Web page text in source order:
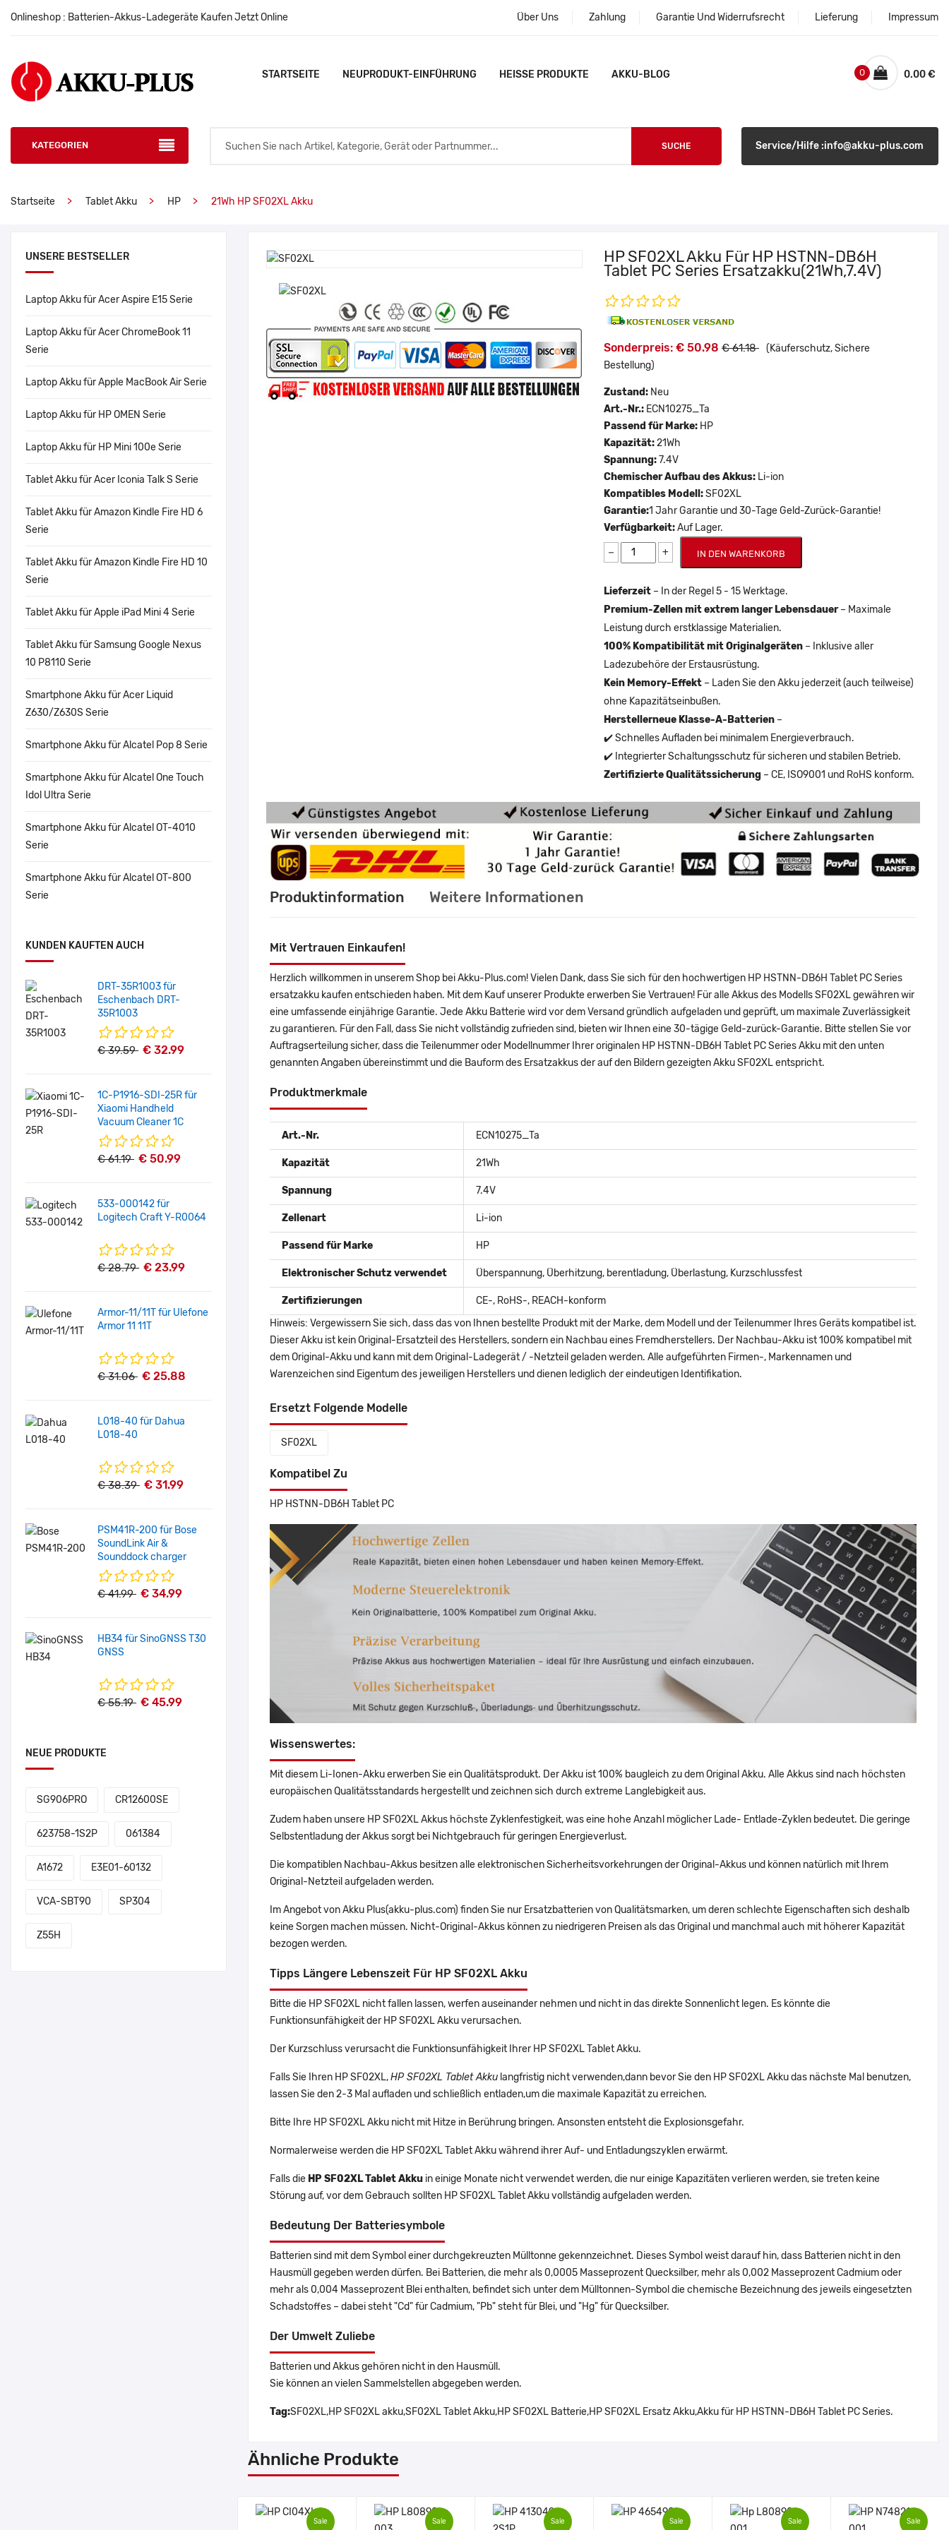
Onlineshop : Batterien-Akkus-Ladegeräte Kaufen Jetzt Online Über Uns Zahlung Garantie Und Widerrufsrecht Lieferung Impressum
STARTSEITE NEUPRODUKT-EINFÜHRUNG HEISSE PRODUKTE AKKU-BLOG 0.00 €
0
KATEGORIEN SUCHE Service/Hilfe :info@akku-plus.com
Startseite Tablet Akku HP 21Wh HP SF02XL Akku
UNSERE BESTSELLER
Laptop Akku für Acer Aspire E15 Serie
Laptop Akku für Acer ChromeBook 11
Serie
Laptop Akku für Apple MacBook Air Serie
Laptop Akku für HP OMEN Serie
Laptop Akku für HP Mini 100e Serie
Tablet Akku für Acer Iconia Talk S Serie
Tablet Akku für Amazon Kindle Fire HD 6
Serie
Tablet Akku für Amazon Kindle Fire HD 10
Serie
Tablet Akku für Apple iPad Mini 4 Serie
Tablet Akku für Samsung Google Nexus
10 P8110 Serie
Smartphone Akku für Acer Liquid
Z630/Z630S Serie
Smartphone Akku für Alcatel Pop 8 Serie
Smartphone Akku für Alcatel One Touch
Idol Ultra Serie
Smartphone Akku für Alcatel OT-4010
Serie
Smartphone Akku für Alcatel OT-800
Serie
KUNDEN KAUFTEN AUCH
DRT-35R1003 für
Eschenbach DRT-
35R1003
€ 39.59 € 32.99
1C-P1916-SDI-25R für
Xiaomi Handheld
Vacuum Cleaner 1C
€ 61.19 € 50.99
533-000142 für
Logitech Craft Y-R0064
€ 28.79 € 23.99
Armor-11/11T für Ulefone
Armor 11 11T
€ 31.06 € 25.88
L018-40 für Dahua
L018-40
€ 38.39 € 31.99
PSM41R-200 für Bose
SoundLink Air &
Sounddock charger
€ 41.99 € 34.99
HB34 für SinoGNSS T30
GNSS
€ 55.19 € 45.99
NEUE PRODUKTE
SG906PRO CR12600SE
623758-1S2P 061384
A1672 E3E01-60132
VCA-SBT90 SP304
Z55H
HP SF02XL Akku Für HP HSTNN-DB6H
Tablet PC Series Ersatzakku(21Wh,7.4V)
Sonderpreis: € 50.98 € 61.18 (Käuferschutz, Sichere
Bestellung)
Zustand: Neu
Art.-Nr.: ECN10275_Ta
Passend für Marke: HP
Kapazität:21Wh
Spannung:7.4V
Chemischer Aufbau des Akkus: Li-ion
Kompatibles Modell:SF02XL
Garantie:1 Jahr Garantie und 30-Tage Geld-Zurück-Garantie!
Verfügbarkeit:Auf Lager.
− + IN DEN WARENKORB
Lieferzeit – In der Regel 5 - 15 Werktage.
Premium-Zellen mit extrem langer Lebensdauer– Maximale
Leistung durch erstklassige Materialien.
100% Kompatibilität mit Originalgeräten – Inklusive aller
Ladezubehöre der Erstausrüstung.
Kein Memory-Effekt – Laden Sie den Akku jederzeit (auch teilweise)
ohne Kapazitätseinbußen.
Herstellerneue Klasse-A-Batterien –
✔️ Schnelles Aufladen bei minimalem Energieverbrauch.
✔️ Integrierter Schaltungsschutz für sicheren und stabilen Betrieb.
Zertifizierte Qualitätssicherung – CE, ISO9001 und RoHS konform.
Produktinformation Weitere Informationen
Mit Vertrauen Einkaufen!
Herzlich willkommen in unserem Shop bei Akku-Plus.com! Vielen Dank, dass Sie sich für den hochwertigen HP HSTNN-DB6H Tablet PC Series
ersatzakku kaufen entschieden haben. Mit dem Kauf unserer Produkte erwerben Sie Vertrauen! Für alle Akkus des Modells SF02XL gewähren wir
eine umfassende einjährige Garantie. Jede Akku Batterie wird vor dem Versand gründlich aufgeladen und geprüft, um maximale Zuverlässigkeit
zu garantieren. Für den Fall, dass Sie nicht vollständig zufrieden sind, bieten wir Ihnen eine 30-tägige Geld-zurück-Garantie. Bitte stellen Sie vor
Auftragserteilung sicher, dass die Teilenummer oder Modellnummer Ihrer originalen HP HSTNN-DB6H Tablet PC Series Akku mit den unten
genannten Angaben übereinstimmt und die Bauform des Ersatzakkus der auf den Bildern gezeigten Akku SF02XL entspricht.
Produktmerkmale
Art.-Nr. ECN10275_Ta
Kapazität 21Wh
Spannung 7.4V
Zellenart Li-ion
Passend für Marke HP
Elektronischer Schutz verwendet Überspannung, Überhitzung, berentladung, Überlastung, Kurzschlussfest
Zertifizierungen
CE-, RoHS-, REACH-konform
Hinweis: Vergewissern Sie sich, dass das von Ihnen bestellte Produkt mit der Marke, dem Modell und der Teilenummer Ihres Geräts kompatibel ist.
Dieser Akku ist kein Original-Ersatzteil des Herstellers, sondern ein Nachbau eines Fremdherstellers. Der Nachbau-Akku ist 100% kompatibel mit
dem Original-Akku und kann mit dem Original-Ladegerät / -Netzteil geladen werden. Alle aufgeführten Firmen-, Markennamen und
Warenzeichen sind Eigentum des jeweiligen Herstellers und dienen lediglich der eindeutigen Identifikation.
Ersetzt Folgende Modelle
SF02XL
Kompatibel Zu
HP HSTNN-DB6H Tablet PC
Wissenswertes:
Mit diesem Li-Ionen-Akku erwerben Sie ein Qualitätsprodukt. Der Akku ist 100% baugleich zu dem Original Akku. Alle Akkus sind nach höchsten
europäischen Qualitätsstandards hergestellt und zeichnen sich durch extreme Langlebigkeit aus.
Zudem haben unsere HP SF02XL Akkus höchste Zyklenfestigkeit, was eine hohe Anzahl möglicher Lade- Entlade-Zyklen bedeutet. Die geringe
Selbstentladung der Akkus sorgt bei Nichtgebrauch für geringen Energieverlust.
Die kompatiblen Nachbau-Akkus besitzen alle elektronischen Sicherheitsvorkehrungen der Original-Akkus und können natürlich mit Ihrem
Original-Netzteil aufgeladen werden.
Im Angebot von Akku Plus(akku-plus.com) finden Sie nur Ersatzbatterien von Qualitätsmarken, um deren schlechte Eigenschaften sich deshalb
keine Sorgen machen müssen. Nicht-Original-Akkus können zu niedrigeren Preisen als das Original und manchmal auch mit höherer Kapazität
bezogen werden.
Tipps Längere Lebenszeit Für HP SF02XL Akku
Bitte die HP SF02XL nicht fallen lassen, werfen auseinander nehmen und nicht in das direkte Sonnenlicht legen. Es könnte die
Funktionsunfähigkeit der HP SF02XL Akku verursachen.
Der Kurzschluss verursacht die Funktionsunfähigkeit Ihrer HP SF02XL Tablet Akku.
Falls Sie Ihren HP SF02XL,HP SF02XL Tablet Akku langfristig nicht verwenden,dann bevor Sie den HP SF02XL Akku das nächste Mal benutzen,
lassen Sie den 2-3 Mal aufladen und schließlich entladen,um die maximale Kapazität zu erreichen.
Bitte Ihre HP SF02XL Akku nicht mit Hitze in Berührung bringen. Ansonsten entsteht die Explosionsgefahr.
Normalerweise werden die HP SF02XL Tablet Akku während ihrer Auf- und Entladungszyklen erwärmt.
Falls die HP SF02XL Tablet Akku in einige Monate nicht verwendet werden, die nur einige Kapazitäten verlieren werden, sie treten keine
Störung auf, vor dem Gebrauch sollten HP SF02XL Tablet Akku vollständig aufgeladen werden.
Bedeutung Der Batteriesymbole
Batterien sind mit dem Symbol einer durchgekreuzten Mülltonne gekennzeichnet. Dieses Symbol weist darauf hin, dass Batterien nicht in den
Hausmüll gegeben werden dürfen. Bei Batterien, die mehr als 0,0005 Masseprozent Quecksilber, mehr als 0,002 Masseprozent Cadmium oder
mehr als 0,004 Masseprozent Blei enthalten, befindet sich unter dem Mülltonnen-Symbol die chemische Bezeichnung des jeweils eingesetzten
Schadstoffes – dabei steht "Cd" für Cadmium, "Pb" steht für Blei, und "Hg" für Quecksilber.
Der Umwelt Zuliebe
Batterien und Akkus gehören nicht in den Hausmüll.
Sie können an vielen Sammelstellen abgegeben werden.
Tag:SF02XL,HP SF02XL akku,SF02XL Tablet Akku,HP SF02XL Batterie,HP SF02XL Ersatz Akku,Akku für HP HSTNN-DB6H Tablet PC Series.
Ähnliche Produkte
Sale Sale Sale Sale Sale Sale